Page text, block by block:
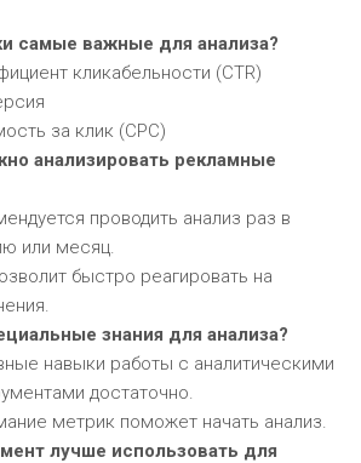
самые важные для анализа?
кликабельности (CTR)
за клик (CPC)
анализировать рекламные
проводить анализ раз в
или месяц.
быстро реагировать на
знания для анализа?
навыки работы с аналитическими
достаточно.
метрик поможет начать анализ.
лучше использовать для